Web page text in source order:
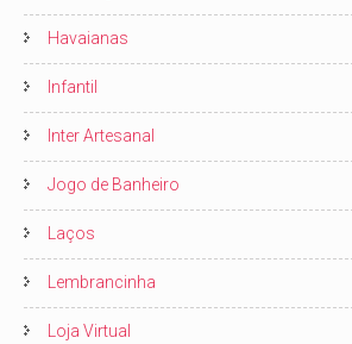
Havaianas
Infantil
Inter Artesanal
Jogo de Banheiro
Laços
Lembrancinha
Loja Virtual